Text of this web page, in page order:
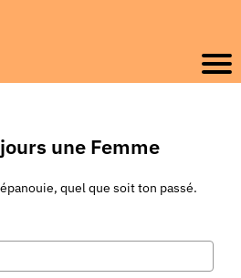
une Femme
quel que soit ton passé.